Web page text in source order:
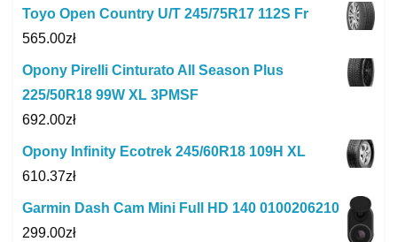
Toyo Open Country U/T 245/75R17 112S Fr
565.00zł
Opony Pirelli Cinturato All Season Plus
225/50R18 99W XL 3PMSF
692.00zł
Opony Infinity Ecotrek 245/60R18 109H XL
610.37zł
Garmin Dash Cam Mini Full HD 140 0100206210
299.00zł